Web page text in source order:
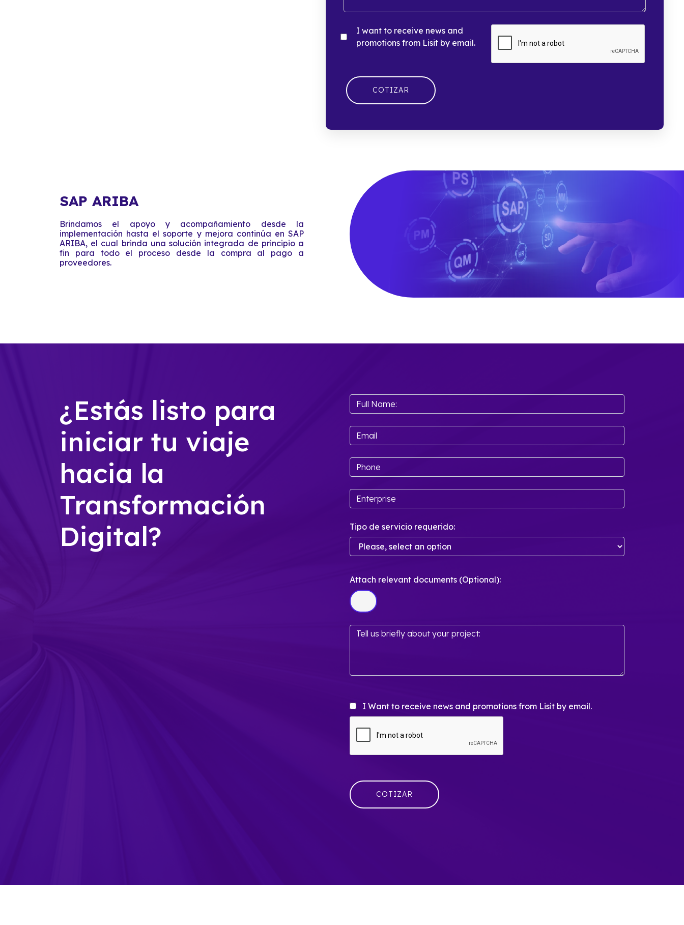
I want to receive news and
promotions from Lisit by email.
SAP ARIBA
Brindamos el apoyo y acompañamiento desde la
implementación hasta el soporte y mejora continúa en SAP
ARIBA, el cual brinda una solución integrada de principio a
fin para todo el proceso desde la compra al pago a
proveedores.
¿Estás listo para
iniciar tu viaje
hacia la
Transformación
Digital?
Tipo de servicio requerido:
Attach relevant documents (Optional):
I Want to receive news and promotions from Lisit by email.